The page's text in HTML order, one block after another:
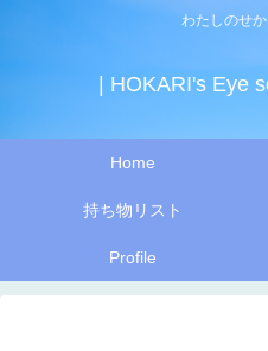
わたしのせ
| HOKARI's Eye
Home
持ち物リスト
Profile